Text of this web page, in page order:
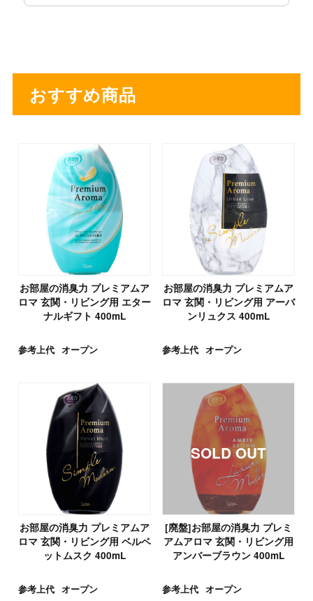
おすすめ商品
お部屋の消臭力 プレミアムア
ロマ 玄関・リビング用 エター
ナルギフト 400mL
参考上代 オープン
お部屋の消臭力 プレミアムア
ロマ 玄関・リビング用 アーバ
ンリュクス 400mL
参考上代 オープン
お部屋の消臭力 プレミアムア
ロマ 玄関・リビング用 ベルベ
ットムスク 400mL
参考上代 オープン
[廃盤]お部屋の消臭力 プレミ
アムアロマ 玄関・リビング用
アンバーブラウン 400mL
参考上代 オープン